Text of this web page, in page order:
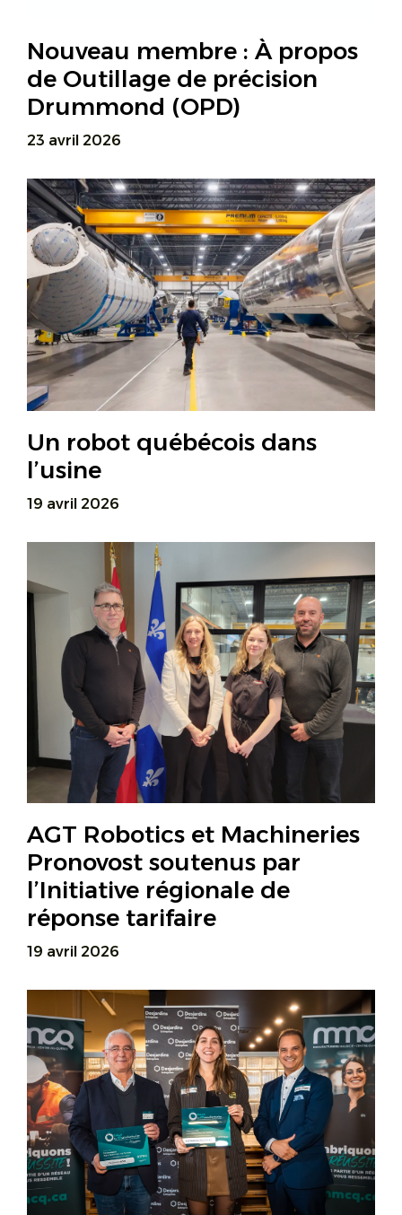
Nouveau membre : À propos
de Outillage de précision
Drummond (OPD)
23 avril 2026
Un robot québécois dans
l’usine
19 avril 2026
AGT Robotics et Machineries
Pronovost soutenus par
l’Initiative régionale de
réponse tarifaire
19 avril 2026